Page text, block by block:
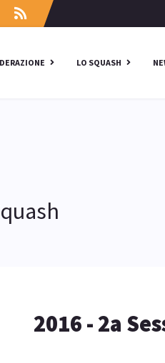
LO SQUASH
2016 - 2a